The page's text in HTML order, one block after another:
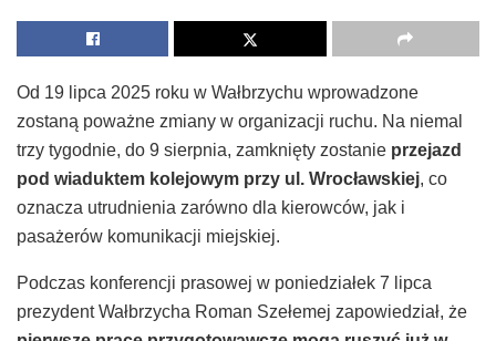
Od 19 lipca 2025 roku w Wałbrzychu wprowadzone
zostaną poważne zmiany w organizacji ruchu. Na niemal
trzy tygodnie, do 9 sierpnia, zamknięty zostanie przejazd
pod wiaduktem kolejowym przy ul. Wrocławskiej, co
oznacza utrudnienia zarówno dla kierowców, jak i
pasażerów komunikacji miejskiej.
Podczas konferencji prasowej w poniedziałek 7 lipca
prezydent Wałbrzycha Roman Szełemej zapowiedział, że